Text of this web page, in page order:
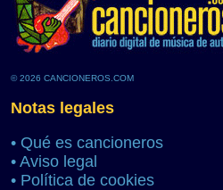
© 2026 CANCIONEROS.COM
Notas legales
• Qué es cancioneros
• Aviso legal
• Política de cookies